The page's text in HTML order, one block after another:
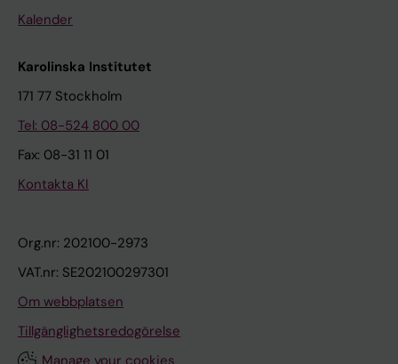
Kalender
Karolinska Institutet
171 77 Stockholm
Tel: 08-524 800 00
Fax: 08-31 11 01
Kontakta KI
Org.nr: 202100-2973
VAT.nr: SE202100297301
Om webbplatsen
Tillgänglighetsredogörelse
Manage your cookies